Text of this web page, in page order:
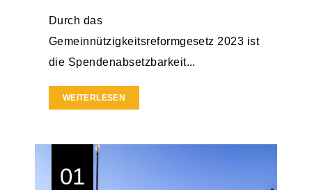
Durch das
Gemeinnützigkeitsreformgesetz 2023 ist
die Spendenabsetzbarkeit...
WEITERLESEN
01